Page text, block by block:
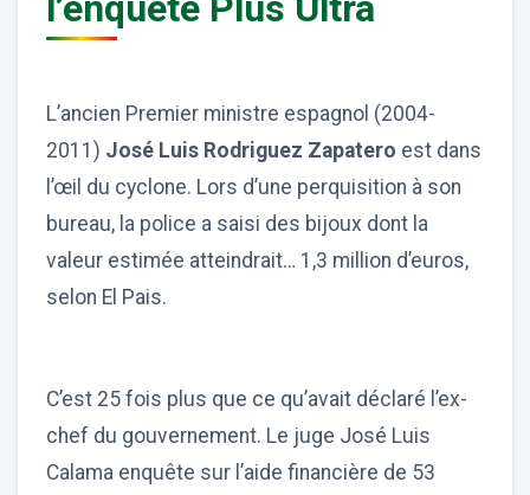
L’ancien Premier ministre espagnol (2004-
2011) José Luis Rodriguez Zapatero est dans
l’œil du cyclone. Lors d’une perquisition à son
bureau, la police a saisi des bijoux dont la
valeur estimée atteindrait… 1,3 million d’euros,
selon El Pais.
C’est 25 fois plus que ce qu’avait déclaré l’ex-
chef du gouvernement. Le juge José Luis
Calama enquête sur l’aide financière de 53